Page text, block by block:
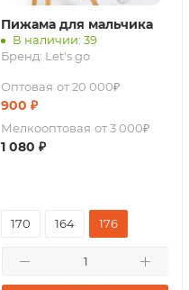
Пижама для мальчика
В наличии: 39
Бренд: Let's go
Оптовая от 20 000₽
900 ₽
Мелкооптовая от 3 000₽
1 080 ₽
170 164 176